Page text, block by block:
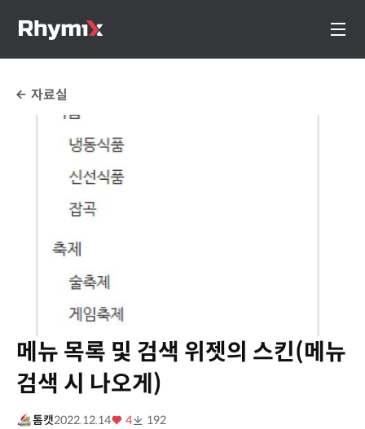
자료실
메뉴 목록 및 검색 위젯의 스킨(메뉴
검색 시 나오게)
톰캣2022.12.14 4 192